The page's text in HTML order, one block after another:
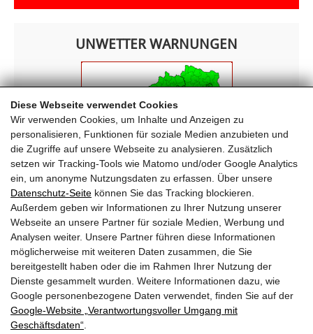
Diese Webseite verwendet Cookies
Wir verwenden Cookies, um Inhalte und Anzeigen zu
personalisieren, Funktionen für soziale Medien anzubieten und
die Zugriffe auf unsere Webseite zu analysieren. Zusätzlich
setzen wir Tracking-Tools wie Matomo und/oder Google Analytics
ein, um anonyme Nutzungsdaten zu erfassen. Über unsere
Datenschutz-Seite können Sie das Tracking blockieren.
Außerdem geben wir Informationen zu Ihrer Nutzung unserer
Webseite an unsere Partner für soziale Medien, Werbung und
Analysen weiter. Unsere Partner führen diese Informationen
möglicherweise mit weiteren Daten zusammen, die Sie
bereitgestellt haben oder die im Rahmen Ihrer Nutzung der
Dienste gesammelt wurden. Weitere Informationen dazu, wie
Google personenbezogene Daten verwendet, finden Sie auf der
Google‑Website „Verantwortungsvoller Umgang mit
Geschäftsdaten“
UNWETTER WARNUNGEN
FREIWILLIGE FEUERWEHR KRIMML
Oberkrimml 203
5743 Krimml
T+43 (0) 6564 7222
Eff-krimml@lfv-sbg.at